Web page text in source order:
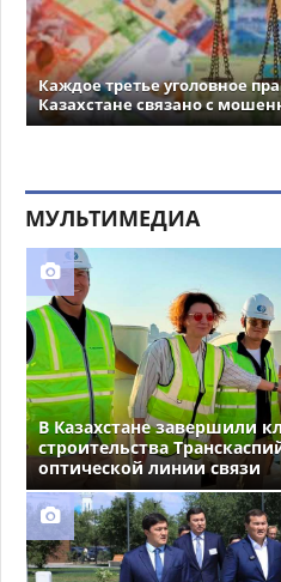
Каждое третье уголовное
Казахстане связано с
МУЛЬТИМЕДИА
В Казахстане завершили
строительства
оптической линии связи